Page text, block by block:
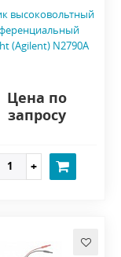
высоковольтный
(Agilent) N2790A
Цена по
запросу